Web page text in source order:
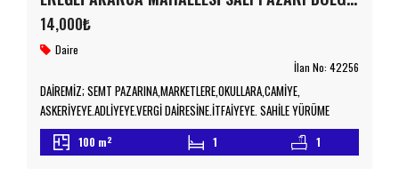
14,000₺
Daire
İlan No: 42256
DAİREMİZ; SEMT PAZARINA,MARKETLERE,OKULLARA,CAMİYE,
ASKERİYEYE,ADLİYEYE,VERGİ DAİRESİNE,​İTFAİYEYE, SAHİLE YÜRÜME
MESAFESİNDEDİR. Diğer detaylar için lütfen bizimle iletişime geçiniz.
TAŞINMAZ TİCARETİ YETKİ BELGESİ NO:6700078
100 m2 1 1